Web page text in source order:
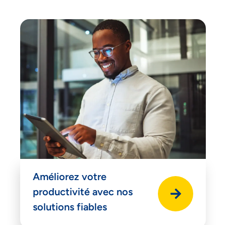
Améliorez votre
productivité avec nos
solutions fiables